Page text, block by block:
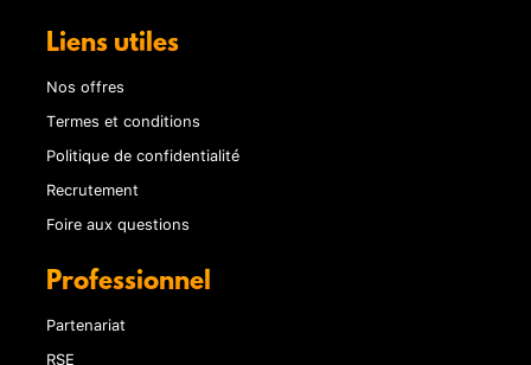
Liens utiles
Nos offres
Termes et conditions
Politique de confidentialité
Recrutement
Foire aux questions
Professionnel
Partenariat
RSE